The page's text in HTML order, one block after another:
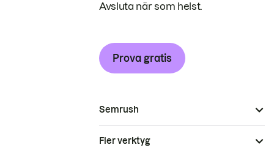
Avsluta när som helst.
Prova gratis
Semrush
Fler verktyg